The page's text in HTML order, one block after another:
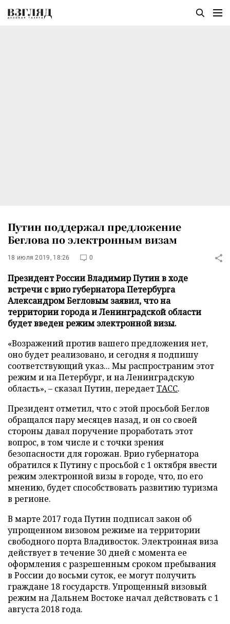
Путин поддержал предложение
Беглова по электронным визам
18 июля 2019, 18:26 0
Президент России Владимир Путин в ходе
встречи с врио губернатора Петербурга
Александром Бегловым заявил, что на
территории города и Ленинградской области
будет введен режим электронной визы.
«Возражений против вашего предложения нет,
оно будет реализовано, и сегодня я подпишу
соответствующий указ... Мы распространим этот
режим и на Петербург, и на Ленинградскую
область», – сказал Путин, передаетТАСС.
Президент отметил, что с этой просьбой Беглов
обращался пару месяцев назад, и он со своей
стороны давал поручение проработать этот
вопрос, в том числе и с точки зрения
безопасности для горожан. Врио губернатора
обратился к Путину с просьбой с 1 октября ввести
режим электронной визы в городе, что, по его
мнению, будет способствовать развитию туризма
в регионе.
В марте 2017 года Путин подписал закон об
упрощенном визовом режиме на территории
свободного порта Владивосток. Электронная виза
действует в течение 30 дней с момента ее
оформления с разрешенным сроком пребывания
в России до восьми суток, ее могут получить
граждане 18 государств. Упрощенный визовый
режим на Дальнем Востоке начал действовать с 1
августа 2018 года.